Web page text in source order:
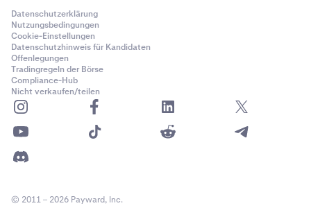
möchten. Bitte stellen Sie sicher, dass die
Zieladresse den Token und die Chain unterstützt, an
die Sie senden.
Datenschutzerklärung
Nutzungsbedingungen
Cookie-Einstellungen
Datenschutzhinweis für Kandidaten
Offenlegungen
Tradingregeln der Börse
Compliance-Hub
Nicht verkaufen/teilen
© 2011 – 2026 Payward, Inc.